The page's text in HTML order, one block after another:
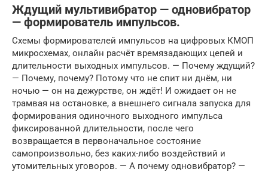
Ждущий мультивибратор — одновибратор
— формирователь импульсов.
Схемы формирователей импульсов на цифровых КМОП
микросхемах, онлайн расчёт времязадающих цепей и
длительности выходных импульсов. — Почему ждущий?
— Почему, почему? Потому что не спит ни днём, ни
ночью — он на дежурстве, он ждёт! И ожидает он не
трамвая на остановке, а внешнего сигнала запуска для
формирования одиночного выходного импульса
фиксированной длительности, после чего
возвращается в первоначальное состояние
самопроизвольно, без каких-либо воздействий и
утомительных уговоров. — А почему одновибратор? —